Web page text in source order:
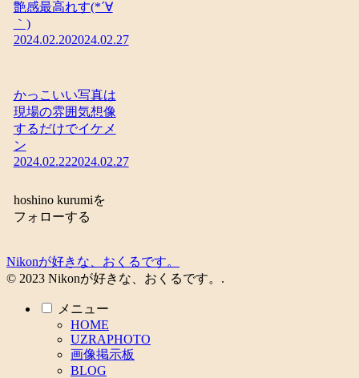
艶感最高れす(*´∀
｀)
2024.02.202024.02.27
かっこいい写真は
現場の雰囲気想像
するだけでイケメ
ン
2024.02.222024.02.27
hoshino kurumiを
フォローする
Nikonが好きな、おくるです。
© 2023 Nikonが好きな、おくるです。.
メニュー
HOME
UZRAPHOTO
画像掲示板
BLOG